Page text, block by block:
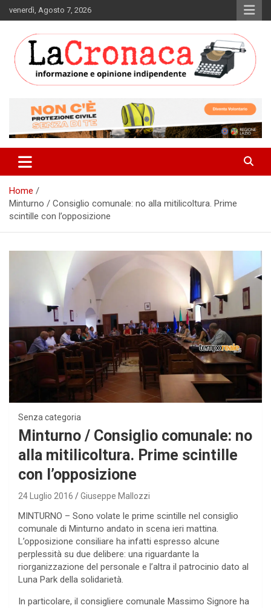
to
venerdì, Agosto 7, 2026
La Cronaca Quotidiano
Home
Minturno / Consiglio comunale: no alla mitilicoltura. Prime
scintille con l’opposizione
Senza categoria
Minturno / Consiglio comunale: no
alla mitilicoltura. Prime scintille
con l’opposizione
24 Luglio 2016 Giuseppe Mallozzi
MINTURNO – Sono volate le prime scintille nel consiglio
comunale di Minturno andato in scena ieri mattina.
L’opposizione consiliare ha infatti espresso alcune
perplessità su due delibere: una riguardante la
riorganizzazione del personale e l’altra il patrocinio dato al
Luna Park della solidarietà.
In particolare, il consigliere comunale Massimo Signore ha